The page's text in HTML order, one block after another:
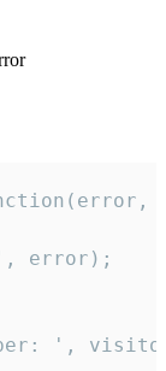
error);
',